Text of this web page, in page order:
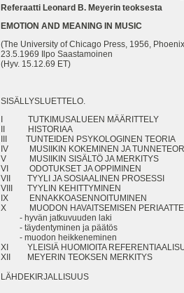
Referaatti Leonard B. Meyerin teoksesta
EMOTION AND MEANING IN MUSIC
(The University of Chicago Press, 1956,
23.5.1969 Ilpo Saastamoinen
(Hyv. 15.12.69 ET)
SISÄLLYSLUETTELO.
I TUTKIMUSALUEEN
II HISTORIAA
III TUNTEIDEN PSYKOLOGINEN
IV MUSIIKIN KOKEMINEN JA
V MUSIIKIN SISÄLTÖ JA
VI ODOTUKSET JA
VII TYYLI JA SOSIAALINEN
VIII TYYLIN
IX
X MUODON HAVAITSEMISEN
- hyvän jatkuvuuden laki
- täydentyminen ja päätös
- muodon heikkeneminen
XI YLEISIÄ HUOMIOITA
XII MEYERIN TEOKSEN